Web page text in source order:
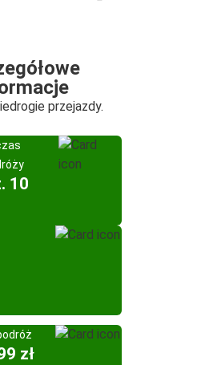
przejazdy.
10
zł